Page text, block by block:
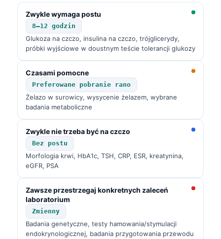
Zwykle wymaga postu
8–12 godzin
Glukoza na czczo, insulina na czczo, trójglicerydy,
próbki wyjściowe w doustnym teście tolerancji glukozy
Czasami pomocne
Preferowane pobranie rano
Żelazo w surowicy, wysycenie żelazem, wybrane
badania metaboliczne
Zwykle nie trzeba być na czczo
Bez postu
Morfologia krwi, HbA1c, TSH, CRP, ESR, kreatynina,
eGFR, PSA
Zawsze przestrzegaj konkretnych zaleceń
laboratorium
Zmienny
Badania genetyczne, testy hamowania/stymulacji
endokrynologicznej, badania przygotowania przewodu